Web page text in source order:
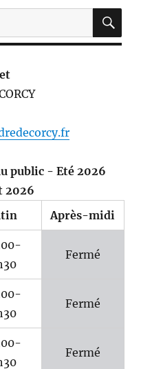
public - Eté 2026
2026
Après-midi
Fermé
Fermé
Fermé